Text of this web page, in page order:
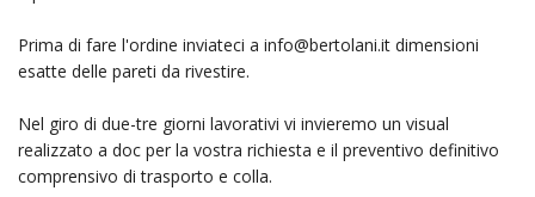
Prima di fare l'ordine inviateci a info@bertolani.it dimensioni
esatte delle pareti da rivestire.
Nel giro di due-tre giorni lavorativi vi invieremo un visual
realizzato a doc per la vostra richiesta e il preventivo definitivo
comprensivo di trasporto e colla.